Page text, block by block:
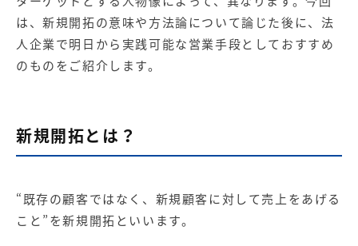
は、新規開拓の意味や方法論について論じた後に、法
人企業で明日から実践可能な営業手段としておすすめ
のものをご紹介します。
新規開拓とは？
“既存の顧客ではなく、新規顧客に対して売上をあげる
こと”を新規開拓といいます。